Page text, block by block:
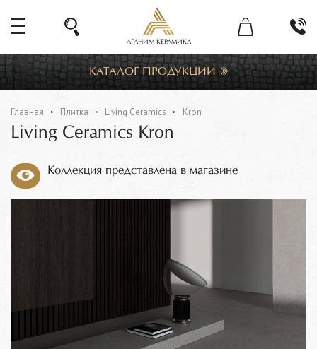
АГАНИМ КЕРАМИКА
КАТАЛОГ ПРОДУКЦИИ
Главная Плитка Living Ceramics Kron
Living Ceramics Kron
Коллекция представлена в магазине